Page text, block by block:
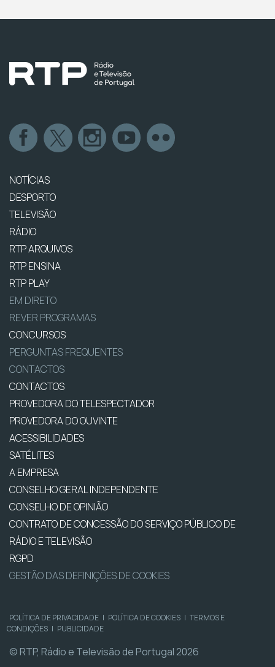
NOTÍCIAS
DESPORTO
TELEVISÃO
RÁDIO
RTP ARQUIVOS
RTP ENSINA
RTP PLAY
EM DIRETO
REVER PROGRAMAS
CONCURSOS
PERGUNTAS FREQUENTES
CONTACTOS
CONTACTOS
PROVEDORA DO TELESPECTADOR
PROVEDORA DO OUVINTE
ACESSIBILIDADES
SATÉLITES
A EMPRESA
CONSELHO GERAL INDEPENDENTE
CONSELHO DE OPINIÃO
CONTRATO DE CONCESSÃO DO SERVIÇO PÚBLICO DE
RÁDIO E TELEVISÃO
RGPD
GESTÃO DAS DEFINIÇÕES DE COOKIES
POLÍTICA DE PRIVACIDADE | POLÍTICA DE COOKIES | TERMOS E
CONDIÇÕES | PUBLICIDADE
© RTP, Rádio e Televisão de Portugal 2026